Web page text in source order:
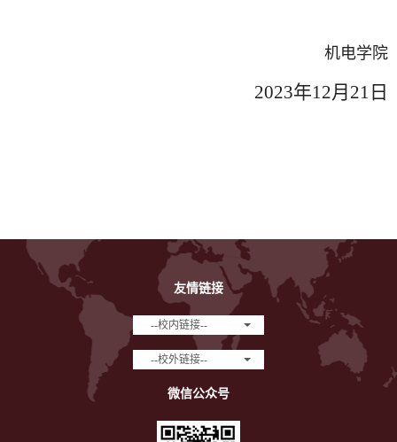
机电学院
2023年12月21日
友情链接
--校内链接--
--校外链接--
微信公众号